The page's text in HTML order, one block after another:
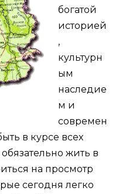
богатой
историей
,
культурн
ым
наследие
м и
современ
в курсе всех
жить в
на просмотр
сегодня легко